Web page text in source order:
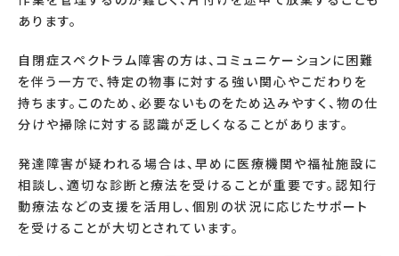
あります。
自閉症スペクトラム障害の方は、コミュニケーションに困難
を伴う一方で、特定の物事に対する強い関心やこだわりを
持ちます。このため、必要ないものをため込みやすく、物の仕
分けや掃除に対する認識が乏しくなることがあります。
発達障害が疑われる場合は、早めに医療機関や福祉施設に
相談し、適切な診断と療法を受けることが重要です。認知行
動療法などの支援を活用し、個別の状況に応じたサポート
を受けることが大切とされています。